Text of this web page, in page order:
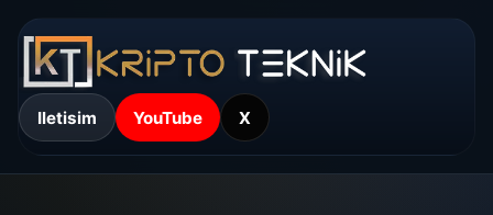
Iletisim YouTube X